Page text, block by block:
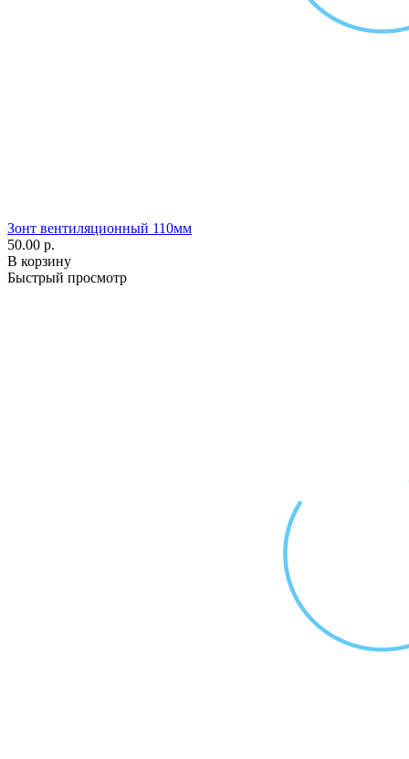
Зонт вентиляционный 110мм
50.00 р.
В корзину
Быстрый просмотр